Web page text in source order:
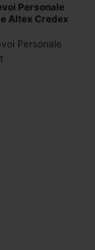
Personale
Altex Credex
Personale